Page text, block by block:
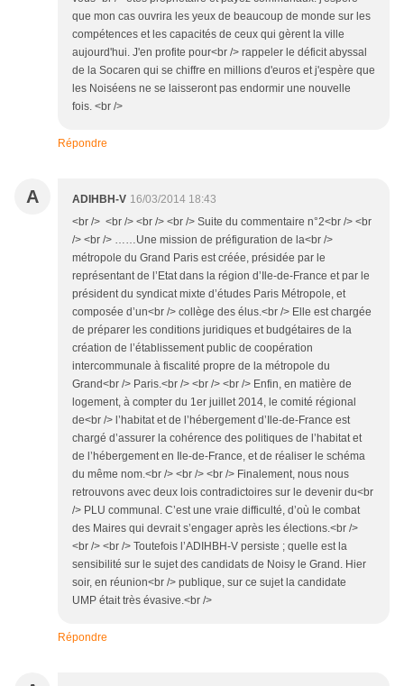
que mon cas ouvrira les yeux de beaucoup de monde sur les
compétences et les capacités de ceux qui gèrent la ville
aujourd'hui. J'en profite pour<br /> rappeler le déficit abyssal
de la Socaren qui se chiffre en millions d'euros et j'espère que
les Noiséens ne se laisseront pas endormir une nouvelle
fois. <br />
Répondre
A ADIHBH-V 16/03/2014 18:43
<br /> <br /> <br /> <br /> Suite du commentaire n°2<br /> <br
/> <br /> ……Une mission de préfiguration de la<br />
métropole du Grand Paris est créée, présidée par le
représentant de l’Etat dans la région d’Ile-de-France et par le
président du syndicat mixte d’études Paris Métropole, et
composée d’un<br /> collège des élus.<br /> Elle est chargée
de préparer les conditions juridiques et budgétaires de la
création de l’établissement public de coopération
intercommunale à fiscalité propre de la métropole du
Grand<br /> Paris.<br /> <br /> <br /> Enfin, en matière de
logement, à compter du 1er juillet 2014, le comité régional
de<br /> l’habitat et de l’hébergement d’Ile-de-France est
chargé d’assurer la cohérence des politiques de l’habitat et
de l’hébergement en Ile-de-France, et de réaliser le schéma
du même nom.<br /> <br /> <br /> Finalement, nous nous
retrouvons avec deux lois contradictoires sur le devenir du<br
/> PLU communal. C’est une vraie difficulté, d’où le combat
des Maires qui devrait s’engager après les élections.<br />
<br /> <br /> Toutefois l’ADIHBH-V persiste ; quelle est la
sensibilité sur le sujet des candidats de Noisy le Grand. Hier
soir, en réunion<br /> publique, sur ce sujet la candidate
UMP était très évasive.<br />
Répondre